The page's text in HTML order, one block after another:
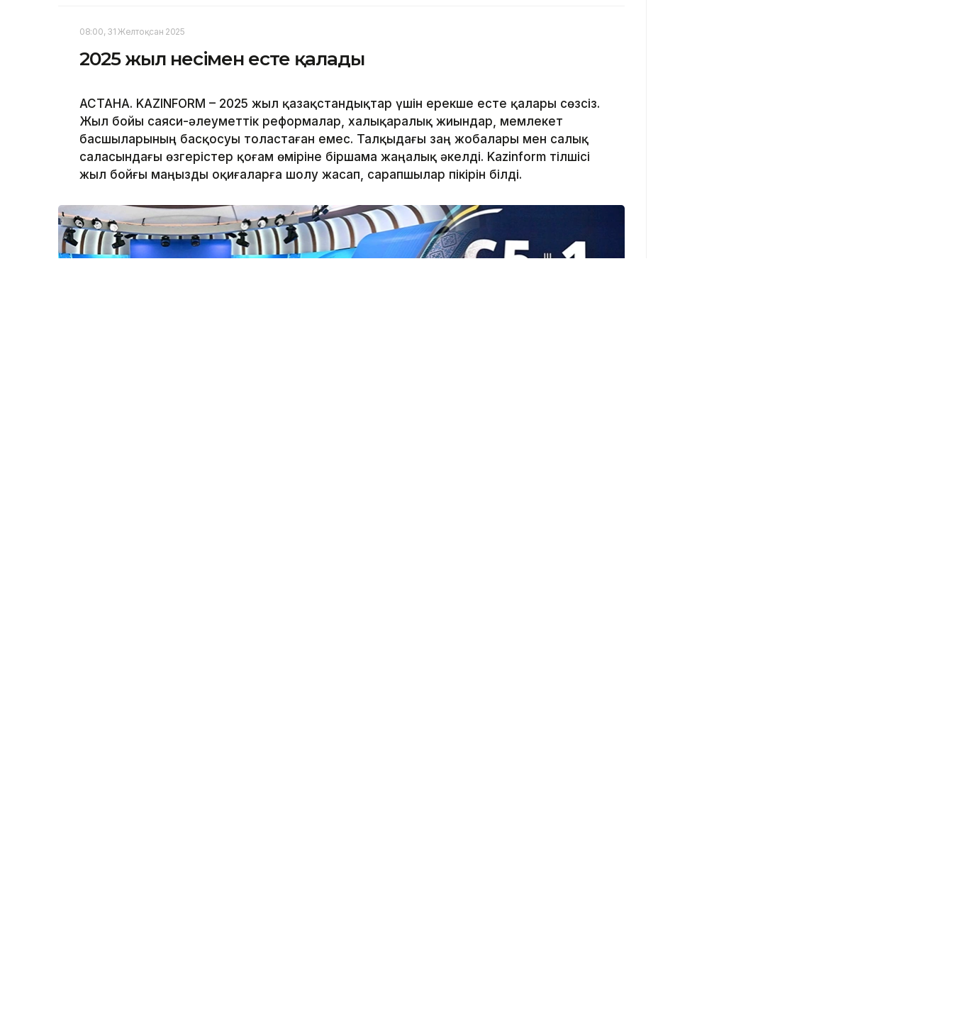
08:00, 31 Желтоқсан 2025
2025 жыл несімен есте қалады
АСТАНА. KAZINFORM – 2025 жыл қазақстандықтар үшін ерекше есте қалары сөзсіз.
Жыл бойы саяси-әлеуметтік реформалар, халықаралық жиындар, мемлекет
басшыларының басқосуы толастаған емес. Талқыдағы заң жобалары мен салық
саласындағы өзгерістер қоғам өміріне біршама жаңалық әкелді. Kazinform тілшісі
жыл бойғы маңызды оқиғаларға шолу жасап, сарапшылар пікірін білді.